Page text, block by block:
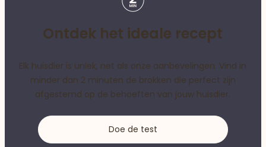
Ontdek het ideale recept
Elk huisdier is uniek, net als onze aanbevelingen. Vind in
minder dan 2 minuten de brokken die perfect zijn
afgestemd op de behoeften van jouw huisdier.
Doe de test